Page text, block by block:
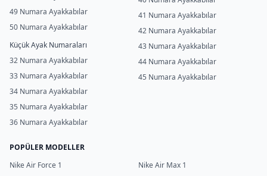
49 Numara Ayakkabılar
50 Numara Ayakkabılar
Küçük Ayak Numaraları
32 Numara Ayakkabılar
33 Numara Ayakkabılar
34 Numara Ayakkabılar
35 Numara Ayakkabılar
36 Numara Ayakkabılar
41 Numara Ayakkabılar
42 Numara Ayakkabılar
43 Numara Ayakkabılar
44 Numara Ayakkabılar
45 Numara Ayakkabılar
POPÜLER MODELLER
Nike Air Force 1
Nike Air Max 1